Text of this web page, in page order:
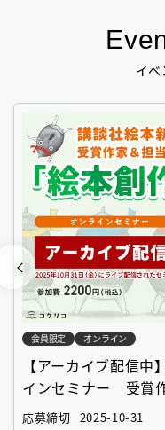
イ
会員限定 オンライン
【アーカイブ配信
インセミナー 受賞
「絵本創作実践講座」
応募締切 2025-10-31